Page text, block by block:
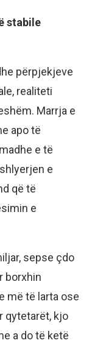
stabile
përpjekjeve
realiteti
Marrja e
apo të
e të
e
që të
e
sepse çdo
borxhin
më të larta ose
qytetarët, kjo
a do të ketë